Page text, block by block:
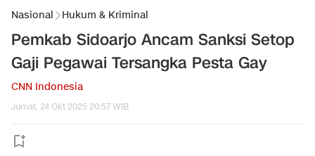
Nasional Hukum & Kriminal
Pemkab Sidoarjo Ancam Sanksi Setop
Gaji Pegawai Tersangka Pesta Gay
CNN Indonesia
Jumat, 24 Okt 2025 20:57 WIB